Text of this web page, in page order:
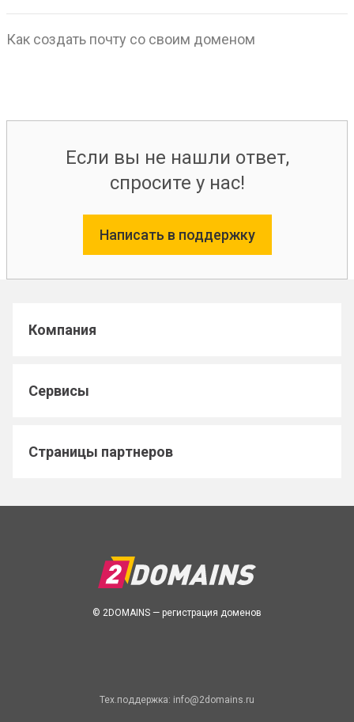
Как создать почту со своим доменом
Если вы не нашли ответ,
спросите у нас!
Написать в поддержку
Компания
Сервисы
Страницы партнеров
© 2DOMAINS — регистрация доменов
Тех.поддержка: info@2domains.ru